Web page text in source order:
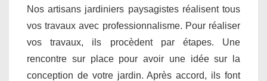
Nos artisans jardiniers paysagistes réalisent tous
vos travaux avec professionnalisme. Pour réaliser
vos travaux, ils procèdent par étapes. Une
rencontre sur place pour avoir une idée sur la
conception de votre jardin. Après accord, ils font